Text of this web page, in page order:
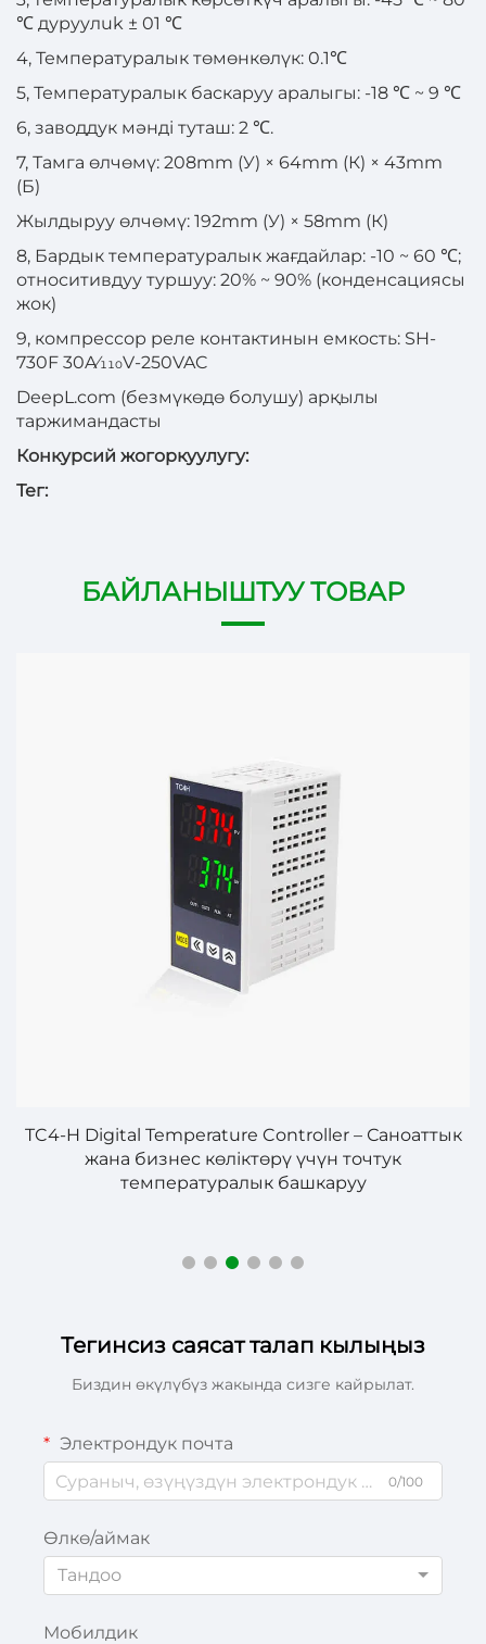
℃ дуруулuk ± 01 ℃
4, Температуралык төмөнкөлүк: 0.1℃
5, Температуралык баскаруу аралыгы: -18 ℃ ~ 9 ℃
6, заводдук мәнді туташ: 2 ℃.
7, Тамга өлчөмү: 208mm (У) × 64mm (К) × 43mm
(Б)
Жылдыруу өлчөмү: 192mm (У) × 58mm (К)
8, Бардык температуралык жағдайлар: -10 ~ 60 ℃;
относитивдуу туршуу: 20% ~ 90% (конденсациясы
жок)
9, компрессор реле контактинын емкость: SH-
730F 30A⁄110V-250VAC
DeepL.com (безмүкөдө болушу) арқылы
таржимандасты
Конкурсий жогоркуулугу:
Тег:
БАЙЛАНЫШТУУ ТОВАР
TC4-H Digital Temperature Controller – Саноаттык
жана бизнес көліктөрү үчүн точтук
температуралык башкаруу
Тегинсиз саясат талап кылыңыз
Биздин өкүлүбүз жакында сизге кайрылат.
Электрондук почта
0/100
Өлкө/аймак
Тандоо
Мобилдик